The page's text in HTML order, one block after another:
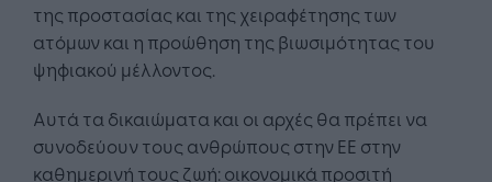
της προστασίας και της χειραφέτησης των
ατόμων και η προώθηση της βιωσιμότητας του
ψηφιακού μέλλοντος.
Αυτά τα δικαιώματα και οι αρχές θα πρέπει να
συνοδεύουν τους ανθρώπους στην ΕΕ στην
καθημερινή τους ζωή: οικονομικά προσιτή